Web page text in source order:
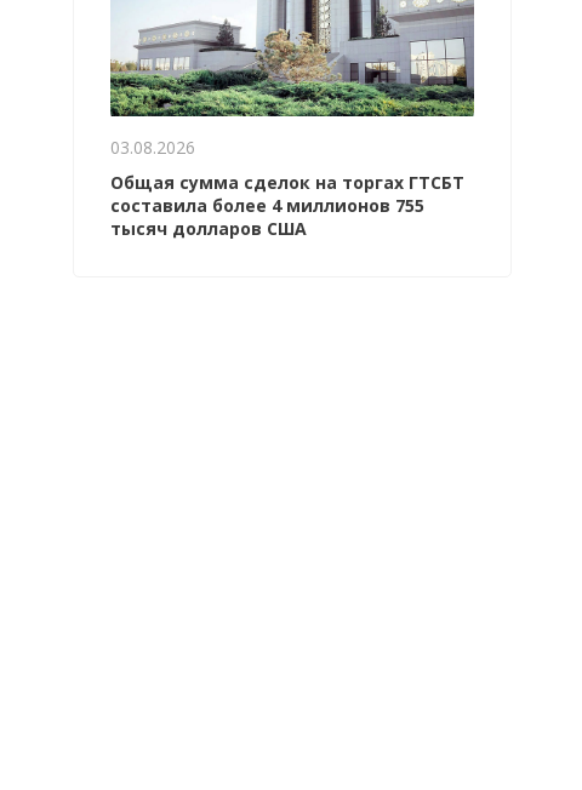
03.08.2026
Общая сумма сделок на торгах ГТСБТ
составила более 4 миллионов 755
тысяч долларов США